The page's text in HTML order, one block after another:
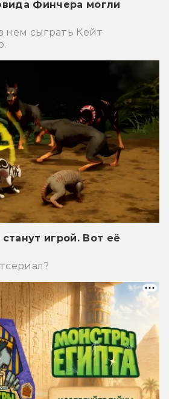
Финчера могли
нем сыграть Кейт
игрой. Вот её